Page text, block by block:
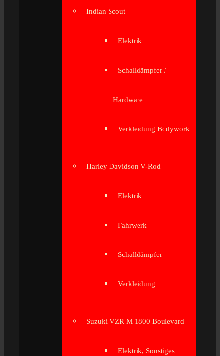
Indian Scout
Elektrik
Schalldämpfer /
Hardware
Verkleidung Bodywork
Harley Davidson V-Rod
Elektrik
Fahrwerk
Schalldämpfer
Verkleidung
Suzuki VZR M 1800 Boulevard
Elektrik, Sonstiges